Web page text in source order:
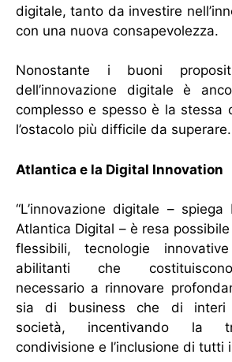
digitale, tanto da investire
con una nuova consapevolezza.
Nonostante i buoni
dell’innovazione digitale è
complesso e spesso è la stessa
l’ostacolo più difficile da superare.
Atlantica e la Digital Innovation
“L’innovazione digitale –
Atlantica Digital – è resa
flessibili, tecnologie
abilitanti che costituiscono
necessario a rinnovare
sia di business che di interi
società, incentivando la
condivisione e l’inclusione di tutti